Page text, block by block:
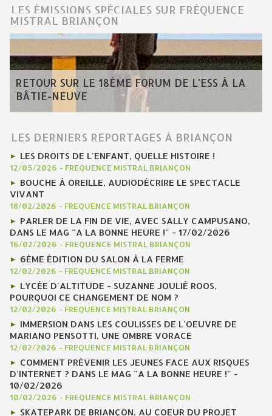
LES ÉMISSIONS SPÉCIALES SUR FRÉQUENCE
MISTRAL BRIANÇON
RETOUR SUR LE 18ÈME FORUM DE L'ESS À LA
BÂTIE-NEUVE
LES DERNIERS REPORTAGES À BRIANÇON
LES DROITS DE L'ENFANT, QUELLE HISTOIRE !
12/05/2026 - FREQUENCE MISTRAL BRIANÇON
BOUCHE À OREILLE, AUDIODÉCRIRE LE SPECTACLE
VIVANT
18/02/2026 - FREQUENCE MISTRAL BRIANÇON
PARLER DE LA FIN DE VIE, AVEC SALLY CAMPUSANO,
DANS LE MAG "A LA BONNE HEURE !" - 17/02/2026
16/02/2026 - FREQUENCE MISTRAL BRIANÇON
6ÈME ÉDITION DU SALON À LA FERME
12/02/2026 - FREQUENCE MISTRAL BRIANÇON
LYCÉE D'ALTITUDE - SUZANNE JOULIÉ ROOS,
POURQUOI CE CHANGEMENT DE NOM ?
12/02/2026 - FREQUENCE MISTRAL BRIANÇON
IMMERSION DANS LES COULISSES DE L'OEUVRE DE
MARIANO PENSOTTI, UNE OMBRE VORACE
12/02/2026 - FREQUENCE MISTRAL BRIANÇON
COMMENT PRÉVENIR LES JEUNES FACE AUX RISQUES
D'INTERNET ? DANS LE MAG "A LA BONNE HEURE !" -
10/02/2026
10/02/2026 - FREQUENCE MISTRAL BRIANÇON
SKATEPARK DE BRIANÇON, AU COEUR DU PROJET